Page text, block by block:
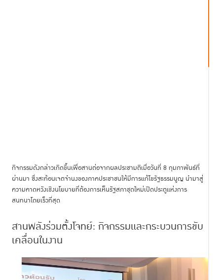
กิจกรรมดังกล่าวเกิดขึ้นเพื่อสานต่อจากผลประชามติเมื่อวันที่ 8 กุมภาพันธ์ที่
ผ่านมา ซึ่งสะท้อนเจตจำนงของภาคประชาชนให้มีการแก้ไขรัฐธรรมนูญ นำมาสู่
ความคาดหวังเชิงนโยบายที่ต้องการเห็นรัฐสภาชุดใหม่เปิดประตูแห่งการ
สนทนาโดยเร็วที่สุด
สานพลังร่วมตั้งโจทย์: กิจกรรมและกระบวนการขับ
เคลื่อนในงาน